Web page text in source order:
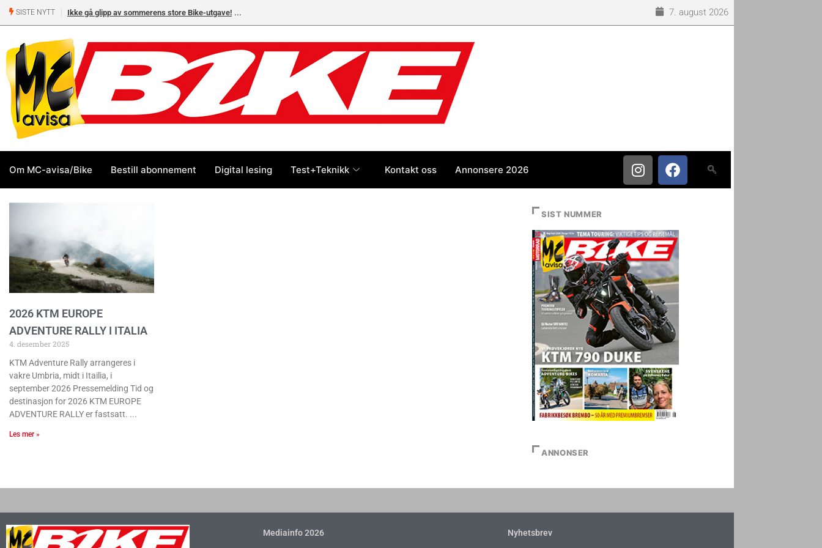
SISTE NYTT Ikke gå glipp av sommerens store Bike-utgave! 7. august 2026
Om MC-avisa/Bike Bestill abonnement Digital lesing Test+Teknikk Kontakt oss Annonsere 2026
2026 KTM EUROPE
ADVENTURE RALLY I ITALIA
4. desember 2025
KTM Adventure Rally arrangeres i
vakre Umbria, midt i Itailia, i
september 2026 Pressemelding Tid og
destinasjon for 2026 KTM EUROPE
ADVENTURE RALLY er fastsatt.
Les mer »
SIST NUMMER
ANNONSER
Mediainfo 2026 Nyhetsbrev